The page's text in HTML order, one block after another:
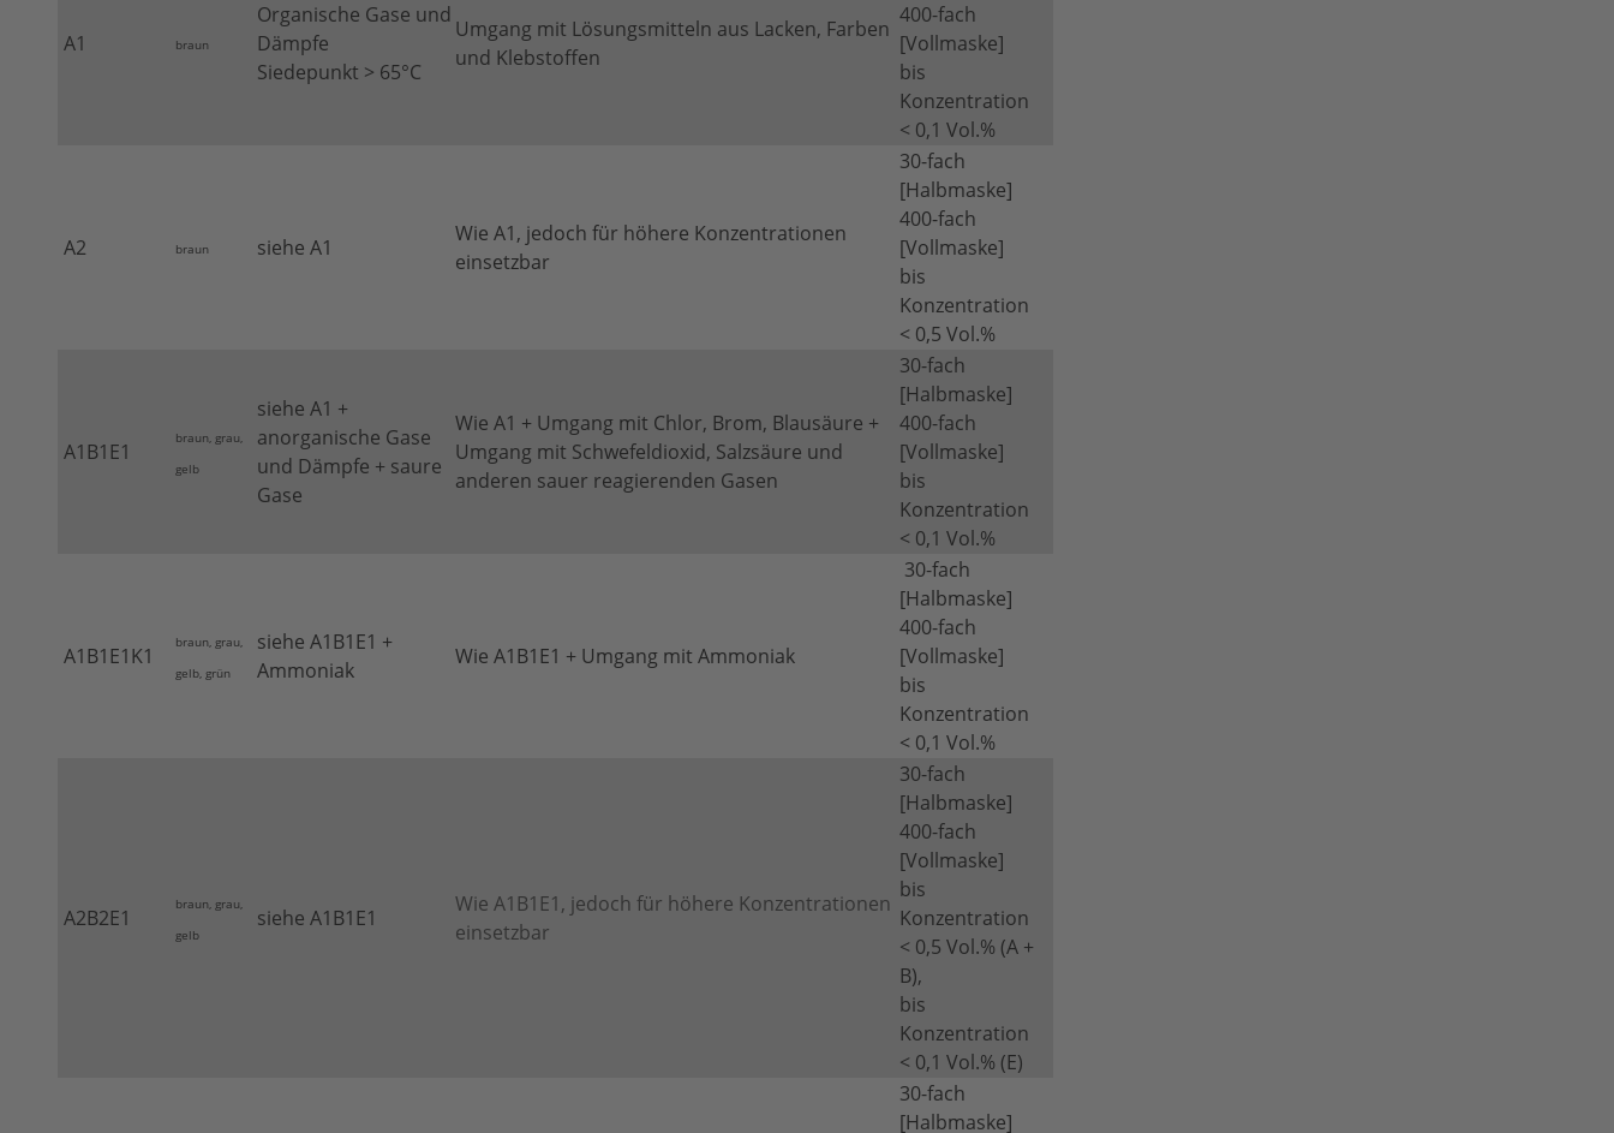
A1 braun
Organische Gase und
Dämpfe
Siedepunkt > 65°C
Umgang mit Lösungsmitteln aus Lacken, Farben
und Klebstoffen
400-fach
[Vollmaske]
bis
Konzentration
< 0,1 Vol.%
A2 braun siehe A1
Wie A1, jedoch für höhere Konzentrationen
einsetzbar
30-fach
[Halbmaske]
400-fach
[Vollmaske]
bis
Konzentration
< 0,5 Vol.%
A1B1E1
braun, grau,
gelb
siehe A1 +
anorganische Gase
und Dämpfe + saure
Gase
Wie A1 + Umgang mit Chlor, Brom, Blausäure +
Umgang mit Schwefeldioxid, Salzsäure und
anderen sauer reagierenden Gasen
30-fach
[Halbmaske]
400-fach
[Vollmaske]
bis
Konzentration
< 0,1 Vol.%
A1B1E1K1
braun, grau,
gelb, grün
siehe A1B1E1 +
Ammoniak
Wie A1B1E1 + Umgang mit Ammoniak
30-fach
[Halbmaske]
400-fach
[Vollmaske]
bis
Konzentration
< 0,1 Vol.%
A2B2E1
braun, grau,
gelb
siehe A1B1E1
Wie A1B1E1, jedoch für höhere Konzentrationen
einsetzbar
30-fach
[Halbmaske]
400-fach
[Vollmaske]
bis
Konzentration
< 0,5 Vol.% (A +
B),
bis
Konzentration
< 0,1 Vol.% (E)
30-fach
[Halbmaske]